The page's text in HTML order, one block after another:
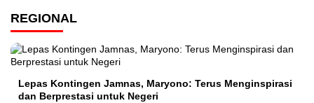
REGIONAL
Lepas Kontingen Jamnas, Maryono: Terus Menginspirasi
dan Berprestasi untuk Negeri